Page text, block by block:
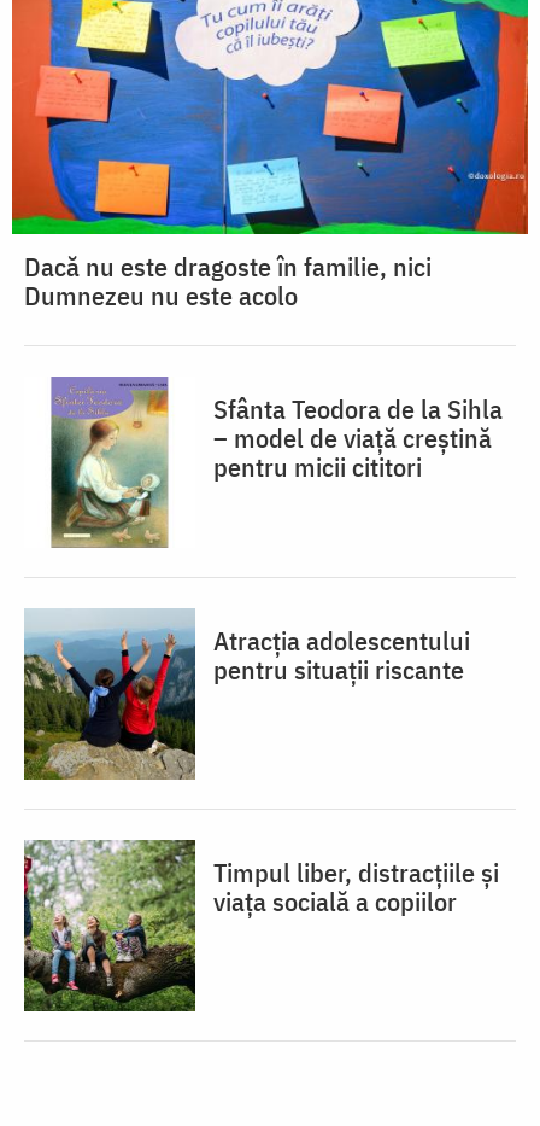
Dacă nu este dragoste în familie, nici
Dumnezeu nu este acolo
Sfânta Teodora de la Sihla
– model de viaţă creştină
pentru micii cititori
Atracția adolescentului
pentru situații riscante
Timpul liber, distracțiile și
viața socială a copiilor